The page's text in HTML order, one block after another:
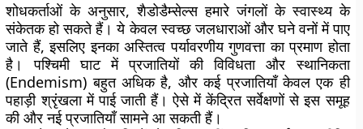
शोधकर्ताओं के अनुसार, शैडोडैम्सेल्स हमारे जंगलों के स्वास्थ्य के
संकेतक हो सकते हैं। ये केवल स्वच्छ जलधाराओं और घने वनों में पाए
जाते हैं, इसलिए इनका अस्तित्व पर्यावरणीय गुणवत्ता का प्रमाण होता
है। पश्चिमी घाट में प्रजातियों की विविधता और स्थानिकता
(Endemism) बहुत अधिक है, और कई प्रजातियाँ केवल एक ही
पहाड़ी श्रृंखला में पाई जाती हैं। ऐसे में केंद्रित सर्वेक्षणों से इस समूह
की और नई प्रजातियाँ सामने आ सकती हैं।